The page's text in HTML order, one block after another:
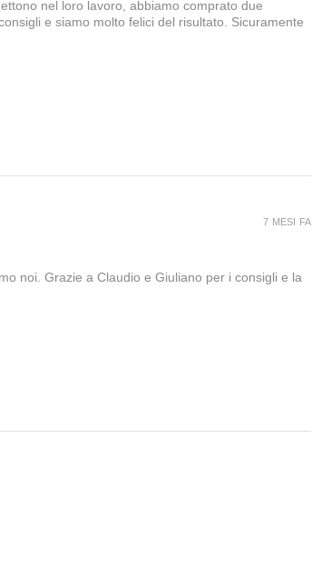
nel loro lavoro, abbiamo comprato due
e siamo molto felici del risultato. Sicuramente
noi. Grazie a Claudio e Giuliano per i consigli e la
7 MESI FA